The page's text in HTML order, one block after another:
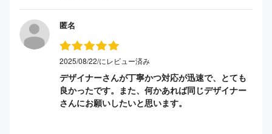
匿名
2025/08/22/にレビュー済み
デザイナーさんが丁寧かつ対応が迅速で、とても
良かったです。また、何かあれば同じデザイナー
さんにお願いしたいと思います。